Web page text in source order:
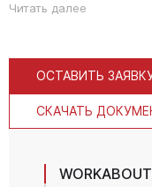
Читать далее
ОСТАВИТЬ
СКАЧАТЬ